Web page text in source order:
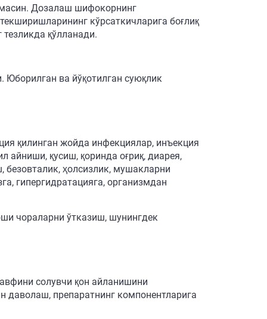
Дозалаш шифокорнинг
кўрсаткичларига боғлиқ
қўлланади.
Юборилган ва йўқотилган суюқлик
қилинган жойда инфекциялар, инъекция
айниши, қусиш, қоринда оғриқ, диарея,
безовталик, ҳолсизлик, мушакларни
гипергидратацияга, организмдан
чораларни ўтказиш, шунингдек
солувчи қон айланишини
даволаш, препаратнинг компонентларига